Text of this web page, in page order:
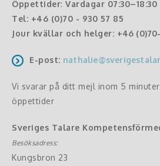
Öppettider: Vardagar 07:30–18:30
Tel: +46 (0)70 - 930 57 85
Jour kvällar och helger: +46
E-post:
Vi svarar på ditt mejl inom 5
öppettider
Sveriges Talare
Besöksadress:
Kungsbron 23